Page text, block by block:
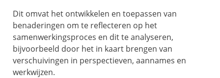
Dit omvat het ontwikkelen en toepassen van
benaderingen om te reflecteren op het
samenwerkingsproces en dit te analyseren,
bijvoorbeeld door het in kaart brengen van
verschuivingen in perspectieven, aannames en
werkwijzen.